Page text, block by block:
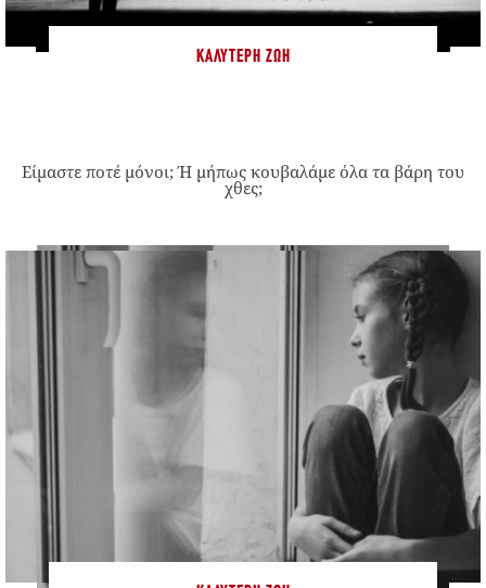
ΚΑΛΎΤΕΡΗ ΖΩΉ
Είμαστε ποτέ μόνοι; Ή μήπως κουβαλάμε όλα τα βάρη του
χθες;